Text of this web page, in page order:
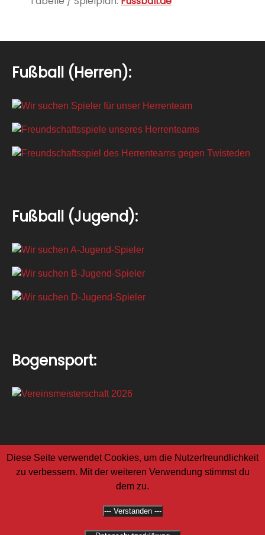
Fußball (Herren):
Fußball (Jugend):
Bogensport:
F.C. Rot-Weiß Geldern 1979 e.V.
Diese Seite verwendet Cookies, um die Nutzerfreundlichkeit
zu verbessern. Mit der weiteren Verwendung stimmst du
dem zu.
--- Verstanden ---